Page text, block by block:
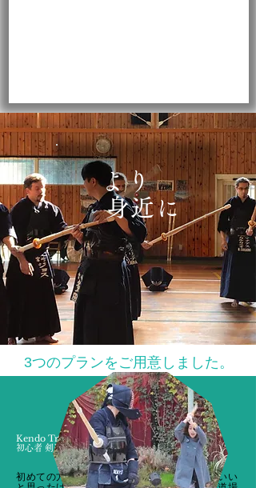
より
身近に
3つのプランをご用意しました。
詳細を見る
Kendo Trial剣道未経験者向けの剣道教室
初心者 剣道体験 無料！
初めての方でも安心！「テレビで観てカッコいい